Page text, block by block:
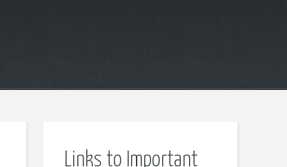
Links to Important